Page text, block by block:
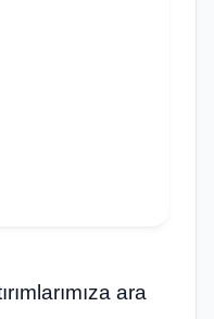
ara